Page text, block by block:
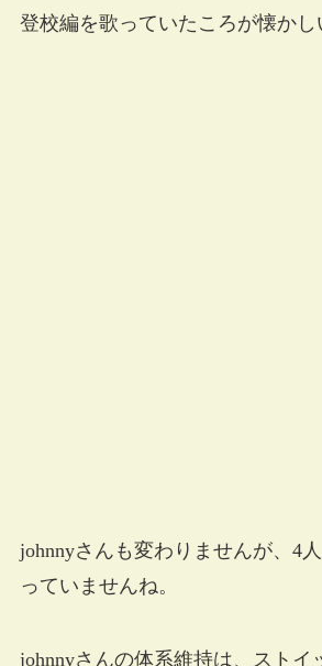
登校編を歌っていたころが懐かし
johnnyさんも変わりませんが、4
っていませんね。
johnnyさんの体系維持は、ストイ